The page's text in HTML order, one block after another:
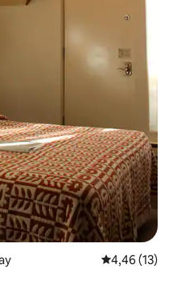
Prosječna
4,46 (13)